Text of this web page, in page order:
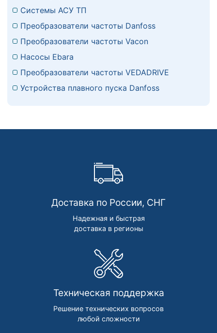
Системы АСУ ТП
Преобразователи частоты Danfoss
Преобразователи частоты Vacon
Насосы Ebara
Преобразователи частоты VEDADRIVE
Устройства плавного пуска Danfoss
Доставка по России, СНГ
Надежная и быстрая
доставка в регионы
Техническая поддержка
Решение технических вопросов
любой сложности